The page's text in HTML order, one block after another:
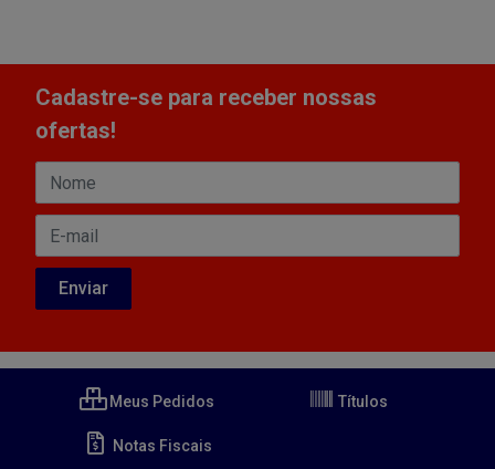
Cadastre-se para receber nossas
ofertas!
Meus Pedidos Títulos
Notas Fiscais